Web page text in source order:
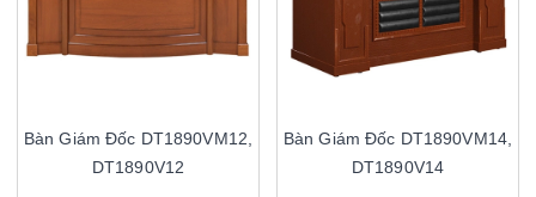
Bàn Giám Đốc DT1890VM12,
DT1890V12
Bàn Giám Đốc DT1890VM14,
DT1890V14